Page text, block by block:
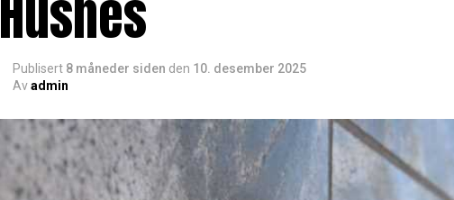
Husnes
Publisert 8 måneder siden den 10. desember 2025
Avadmin